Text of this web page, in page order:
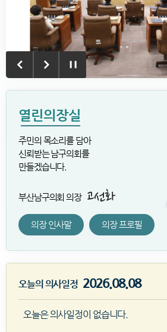
열린의장실
주민의 목소리를 담아
신뢰받는 남구의회를
만들겠습니다.
부산남구의회 의장
의장 인사말 의장 프로필
오늘의 의사일정 2026.08.08
오늘은 의사일정이 없습니다.